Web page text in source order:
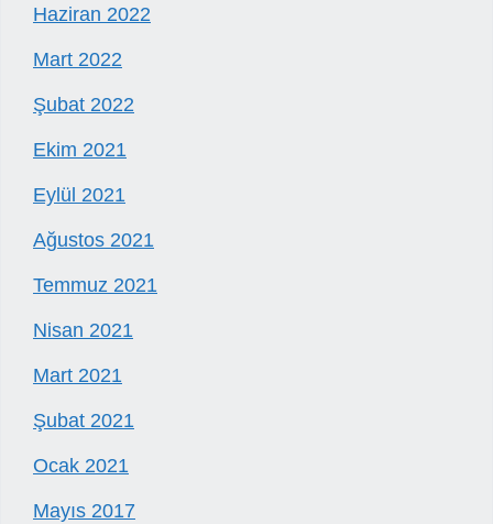
Haziran 2022
Mart 2022
Şubat 2022
Ekim 2021
Eylül 2021
Ağustos 2021
Temmuz 2021
Nisan 2021
Mart 2021
Şubat 2021
Ocak 2021
Mayıs 2017